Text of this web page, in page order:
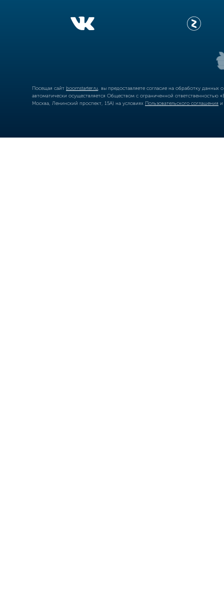
Посещая сайт boomstarter.ru , вы предоставляете согласие на обработку
автоматически осуществляется Обществом с ограниченной
Москва, Ленинский проспект, 15А) на условиях Пользовательского соглашения и